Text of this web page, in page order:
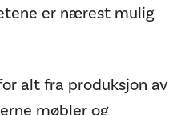
er nærest mulig
alt fra produksjon av
møbler og